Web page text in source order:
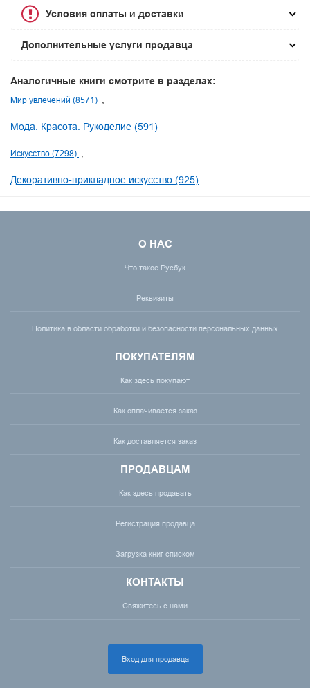
Условия оплаты и доставки
Дополнительные услуги продавца
Аналогичные книги смотрите в разделах:
Мир увлечений (8571)
Мода. Красота. Рукоделие (591)
Искусство (7298)
Декоративно-прикладное искусство (925)
О НАС
Что такое Русбук
Реквизиты
Политика в области обработки и безопасности персональных данных
ПОКУПАТЕЛЯМ
Как здесь покупают
Как оплачивается заказ
Как доставляется заказ
ПРОДАВЦАМ
Как здесь продавать
Регистрация продавца
Загрузка книг списком
КОНТАКТЫ
Свяжитесь с нами
Вход для продавца